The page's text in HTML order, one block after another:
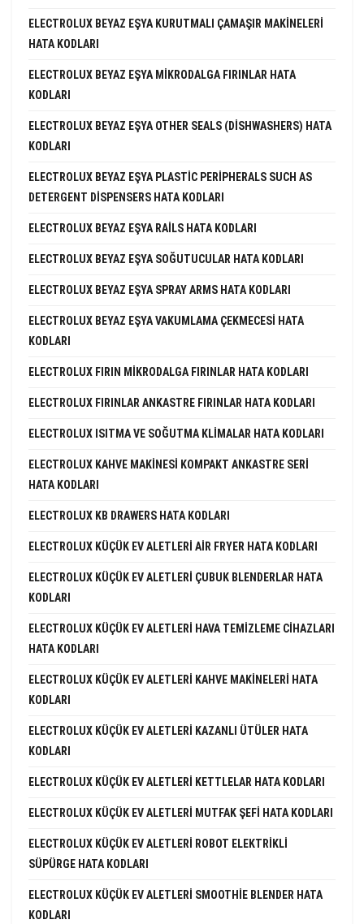
ELECTROLUX BEYAZ EŞYA KURUTMALI ÇAMAŞIR MAKINELERI
HATA KODLARI
ELECTROLUX BEYAZ EŞYA MIKRODALGA FIRINLAR HATA
KODLARI
ELECTROLUX BEYAZ EŞYA OTHER SEALS (DISHWASHERS) HATA
KODLARI
ELECTROLUX BEYAZ EŞYA PLASTIC PERIPHERALS SUCH AS
DETERGENT DISPENSERS HATA KODLARI
ELECTROLUX BEYAZ EŞYA RAILS HATA KODLARI
ELECTROLUX BEYAZ EŞYA SOĞUTUCULAR HATA KODLARI
ELECTROLUX BEYAZ EŞYA SPRAY ARMS HATA KODLARI
ELECTROLUX BEYAZ EŞYA VAKUMLAMA ÇEKMECESI HATA
KODLARI
ELECTROLUX FIRIN MIKRODALGA FIRINLAR HATA KODLARI
ELECTROLUX FIRINLAR ANKASTRE FIRINLAR HATA KODLARI
ELECTROLUX ISITMA VE SOĞUTMA KLIMALAR HATA KODLARI
ELECTROLUX KAHVE MAKINESI KOMPAKT ANKASTRE SERI
HATA KODLARI
ELECTROLUX KB DRAWERS HATA KODLARI
ELECTROLUX KÜÇÜK EV ALETLERI AIR FRYER HATA KODLARI
ELECTROLUX KÜÇÜK EV ALETLERI ÇUBUK BLENDERLAR HATA
KODLARI
ELECTROLUX KÜÇÜK EV ALETLERI HAVA TEMIZLEME CIHAZLARI
HATA KODLARI
ELECTROLUX KÜÇÜK EV ALETLERI KAHVE MAKINELERI HATA
KODLARI
ELECTROLUX KÜÇÜK EV ALETLERI KAZANLI ÜTÜLER HATA
KODLARI
ELECTROLUX KÜÇÜK EV ALETLERI KETTLELAR HATA KODLARI
ELECTROLUX KÜÇÜK EV ALETLERI MUTFAK ŞEFI HATA KODLARI
ELECTROLUX KÜÇÜK EV ALETLERI ROBOT ELEKTRIKLI
SÜPÜRGE HATA KODLARI
ELECTROLUX KÜÇÜK EV ALETLERI SMOOTHIE BLENDER HATA
KODLARI